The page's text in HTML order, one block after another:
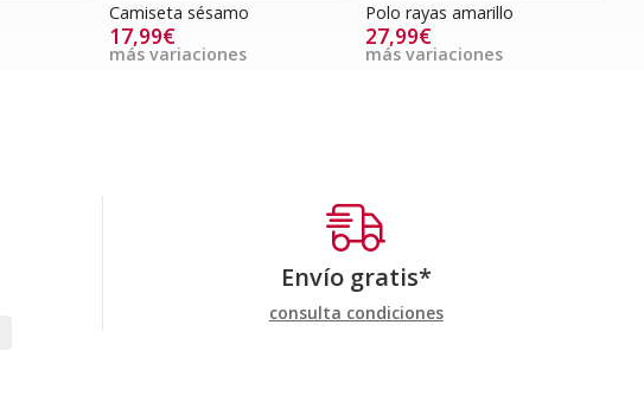
Camiseta sésamo
17,99€
más variaciones
Polo rayas amarillo
27,99€
más variaciones
Envío gratis*
consulta condiciones